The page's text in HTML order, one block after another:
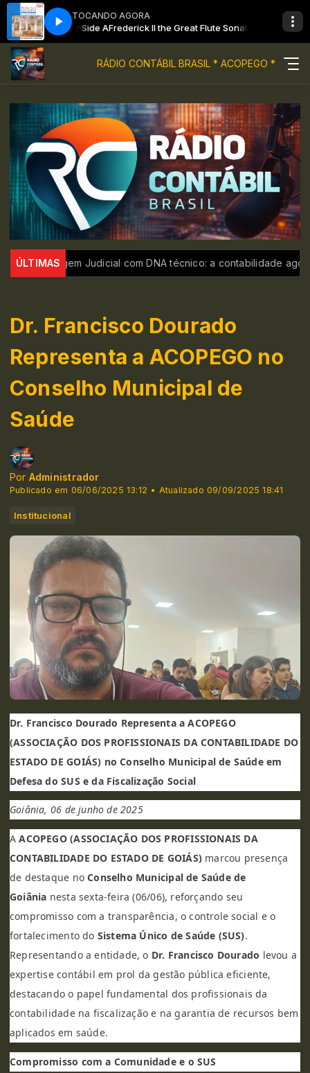
TOCANDO AGORA
in C minor Side AFrederick II the Great Flute Sonata in C minor Side A
RÁDIO CONTÁBIL BRASIL * ACOPEGO *
ÚLTIMASJudicial com DNA técnico: a contabilidade agora é a
Dr. Francisco Dourado
Representa a ACOPEGO no
Conselho Municipal de
Saúde
Por Administrador
Publicado em 06/06/2025 13:12 • Atualizado 09/09/2025 18:41
Institucional
Dr. Francisco Dourado Representa a ACOPEGO
(ASSOCIAÇÃO DOS PROFISSIONAIS DA CONTABILIDADE DO
ESTADO DE GOIÁS) no Conselho Municipal de Saúde em
Defesa do SUS e da Fiscalização Social
Goiânia, 06 de junho de 2025
AACOPEGO (ASSOCIAÇÃO DOS PROFISSIONAIS DA
CONTABILIDADE DO ESTADO DE GOIÁS) marcou presença
de destaque noConselho Municipal de Saúde de
Goiânia nesta sexta-feira (06/06), reforçando seu
compromisso com a transparência, o controle social e o
fortalecimento do Sistema Único de Saúde (SUS).
Representando a entidade, o Dr. Francisco Dourado levou a
expertise contábil em prol da gestão pública eficiente,
destacando o papel fundamental dos profissionais da
contabilidade na fiscalização e na garantia de recursos bem
aplicados em saúde.
Compromisso com a Comunidade e o SUS